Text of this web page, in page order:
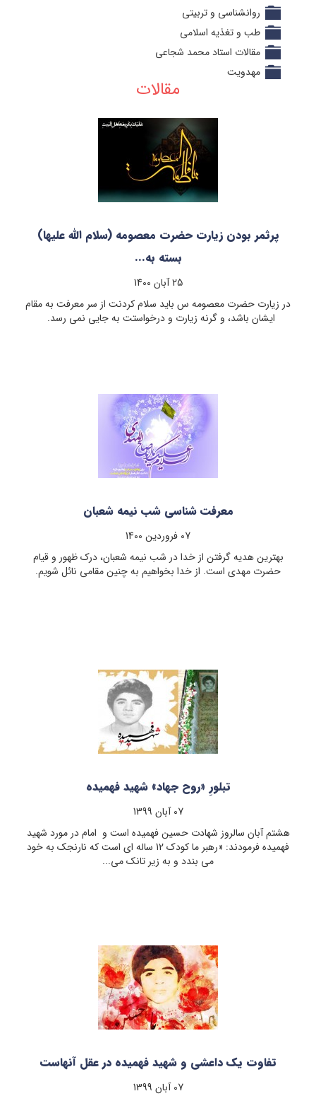
روانشناسی و تربیتی
طب و تغذیه اسلامی
مقالات استاد محمد شجاعی
مهدویت
مقالات
پرثمر بودن زیارت حضرت معصومه (سلام الله علیها)
بسته به...
25 آبان 1400
در زیارت حضرت معصومه س باید سلام کردنت از سر معرفت به مقام
ایشان باشد، و گرنه زیارت و درخواستت به جایی نمی رسد.
معرفت شناسی شب نیمه شعبان
07 فروردين 1400
بهترین هدیه گرفتن از خدا در شب نیمه شعبان، درک ظهور و قیام
حضرت مهدی است. از خدا بخواهیم به چنین مقامی نائل شویم.
تبلورِ «روح جهاد» شهید فهمیده
07 آبان 1399
هشتم آبان سالروز شهادت حسین فهمیده است و امام در مورد شهید
فهمیده فرمودند: «رهبر ما کودک 12 ساله ای است که نارنجک به خود
می بندد و به زیر تانک می...
تفاوت یک داعشی و شهید فهمیده در عقل آنهاست
07 آبان 1399